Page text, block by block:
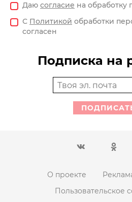
Даю согласие на обработку
С Политикой обработки
согласен
Подписка на
О проекте
Пользовательское